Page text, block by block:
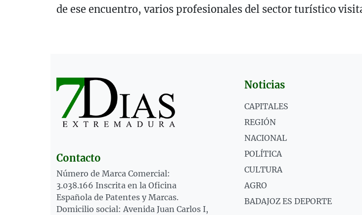
de ese encuentro, varios profesionales del sector turístico
Contacto
Número de Marca Comercial:
3.038.166 Inscrita en la Oficina
Española de Patentes y Marcas.
Domicilio social: Avenida Juan Carlos I,
Noticias
CAPITALES
REGIÓN
NACIONAL
POLÍTICA
CULTURA
AGRO
BADAJOZ ES DEPORTE